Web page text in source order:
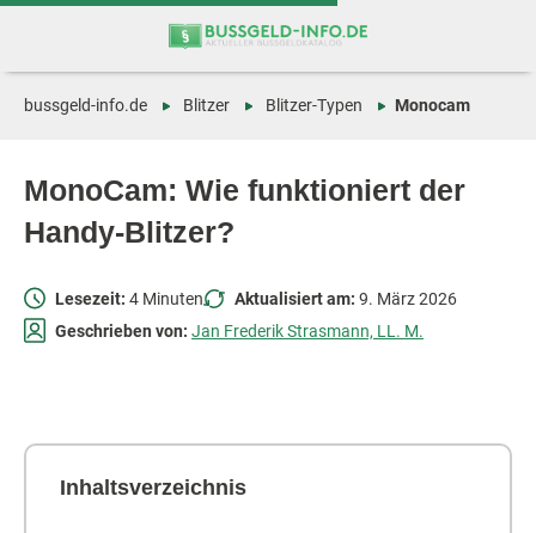
Zum
Zur
MonoCam: Wie funktioniert der
Handy-Blitzer?
bussgeld-info.de Blitzer Blitzer-Typen Monocam
Lesezeit: 4 Minuten Aktualisiert am: 9. März 2026
Geschrieben von: Jan Frederik Strasmann, LL. M.
Inhaltsverzeichnis